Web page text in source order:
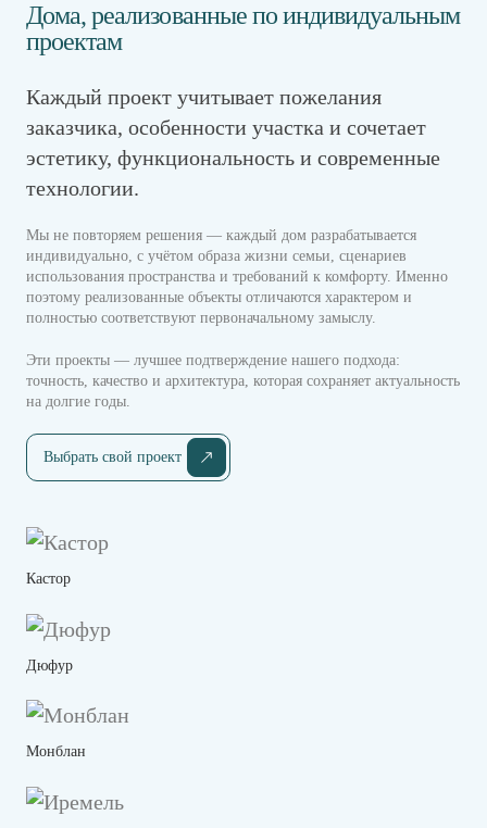
Дома, реализованные по индивидуальным
проектам
Каждый проект учитывает пожелания
заказчика, особенности участка и сочетает
эстетику, функциональность и современные
технологии.
Мы не повторяем решения — каждый дом разрабатывается
индивидуально, с учётом образа жизни семьи, сценариев
использования пространства и требований к комфорту. Именно
поэтому реализованные объекты отличаются характером и
полностью соответствуют первоначальному замыслу.
Эти проекты — лучшее подтверждение нашего подхода:
точность, качество и архитектура, которая сохраняет актуальность
на долгие годы.
Выбрать свой проект
Кастор
Дюфур
Монблан